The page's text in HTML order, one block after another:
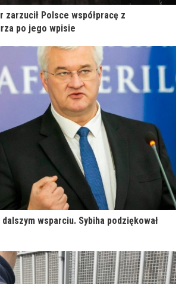
Polsce współpracę z
po jego wpisie
wsparciu. Sybiha podziękował